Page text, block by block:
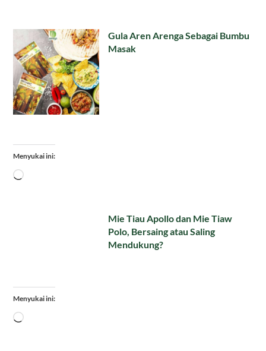
Gula Aren Arenga Sebagai Bumbu
Masak
Menyukai ini:
Memuat...
Mie Tiau Apollo dan Mie Tiaw
Polo, Bersaing atau Saling
Mendukung?
Menyukai ini:
Memuat...